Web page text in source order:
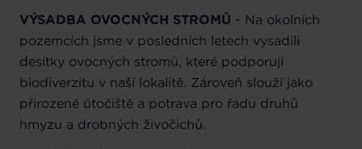
VÝSADBA OVOCNÝCH STROMŮ - Na okolních
pozemcích jsme v posledních letech vysadili
desítky ovocných stromů, které podporují
biodiverzitu v naší lokalitě. Zároveň slouží jako
přirozené útočiště a potrava pro řadu druhů
hmyzu a drobných živočichů.